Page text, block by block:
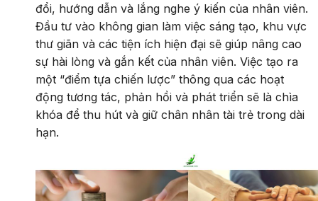
đổi, hướng dẫn và lắng nghe ý kiến của nhân viên.
Đầu tư vào không gian làm việc sáng tạo, khu vực
thư giãn và các tiện ích hiện đại sẽ giúp nâng cao
sự hài lòng và gắn kết của nhân viên. Việc tạo ra
một “điểm tựa chiến lược” thông qua các hoạt
động tương tác, phản hồi và phát triển sẽ là chìa
khóa để thu hút và giữ chân nhân tài trẻ trong dài
hạn.